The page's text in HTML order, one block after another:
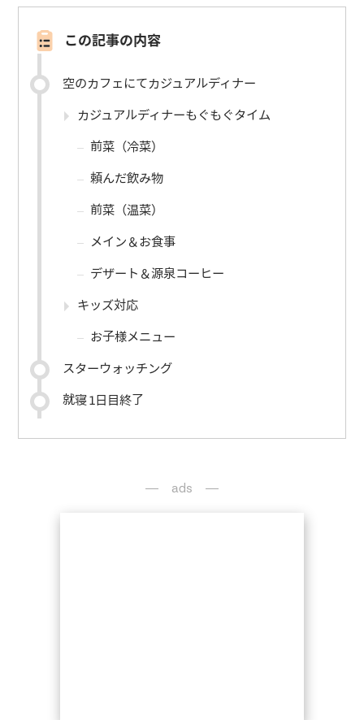
この記事の内容
空のカフェにてカジュアルディナー
カジュアルディナーもぐもぐタイム
前菜（冷菜）
頼んだ飲み物
前菜（温菜）
メイン＆お食事
デザート＆源泉コーヒー
キッズ対応
お子様メニュー
スターウォッチング
就寝 1日目終了
ads